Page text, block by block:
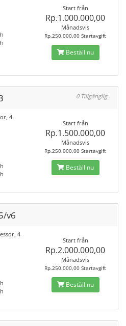
Start från
Rp.1.000.000,00
Månadsvis
Rp.250.000,00 Startavgift
Beställ nu
0 Tillgänglig
4
Start från
Rp.1.500.000,00
Månadsvis
Rp.250.000,00 Startavgift
Beställ nu
v6
4
Start från
Rp.2.000.000,00
Månadsvis
Rp.250.000,00 Startavgift
Beställ nu